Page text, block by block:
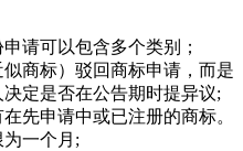
请可以包含多个类别；
商标）驳回商标申请，而是
定是否在公告期时提异议;
先申请中或已注册的商标。
一个月;